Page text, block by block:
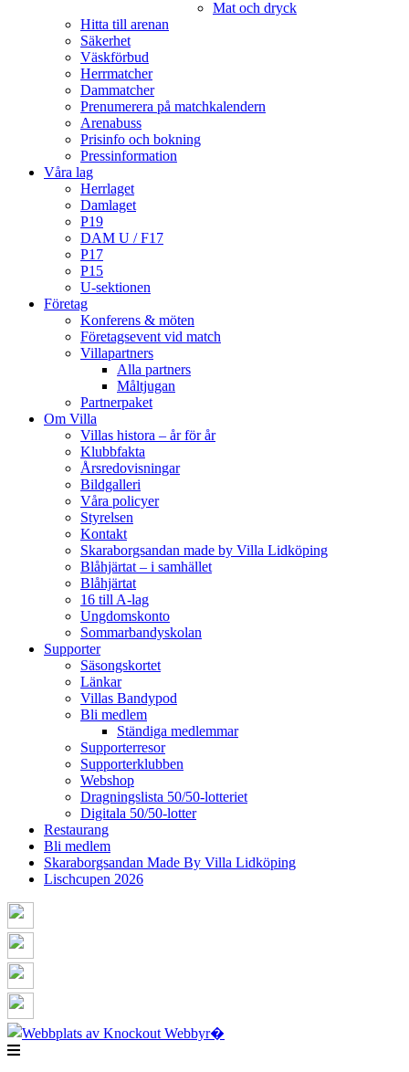
Mat och dryck
Hitta till arenan
Säkerhet
Väskförbud
Herrmatcher
Dammatcher
Prenumerera på matchkalendern
Arenabuss
Prisinfo och bokning
Pressinformation
Våra lag
Herrlaget
Damlaget
P19
DAM U / F17
P17
P15
U-sektionen
Företag
Konferens & möten
Företagsevent vid match
Villapartners
Alla partners
Måltjugan
Partnerpaket
Om Villa
Villas histora – år för år
Klubbfakta
Årsredovisningar
Bildgalleri
Våra policyer
Styrelsen
Kontakt
Skaraborgsandan made by Villa Lidköping
Blåhjärtat – i samhället
Blåhjärtat
16 till A-lag
Ungdomskonto
Sommarbandyskolan
Supporter
Säsongskortet
Länkar
Villas Bandypod
Bli medlem
Ständiga medlemmar
Supporterresor
Supporterklubben
Webshop
Dragningslista 50/50-lotteriet
Digitala 50/50-lotter
Restaurang
Bli medlem
Skaraborgsandan Made By Villa Lidköping
Lischcupen 2026